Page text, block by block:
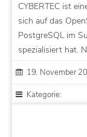
CYBERTEC ist
sich auf das
PostgreSQL im
spezialisiert hat.
19. November
Kategorie: